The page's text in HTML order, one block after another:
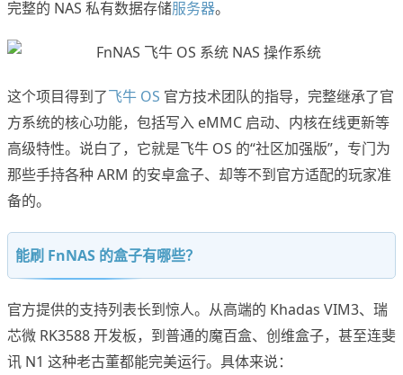
完整的 NAS 私有数据存储服务器。
这个项目得到了飞牛 OS 官方技术团队的指导，完整继承了官
方系统的核心功能，包括写入 eMMC 启动、内核在线更新等
高级特性。说白了，它就是飞牛 OS 的“社区加强版”，专门为
那些手持各种 ARM 的安卓盒子、却等不到官方适配的玩家准
备的。
能刷 FnNAS 的盒子有哪些？
官方提供的支持列表长到惊人。从高端的 Khadas VIM3、瑞
芯微 RK3588 开发板，到普通的魔百盒、创维盒子，甚至连斐
讯 N1 这种老古董都能完美运行。具体来说：